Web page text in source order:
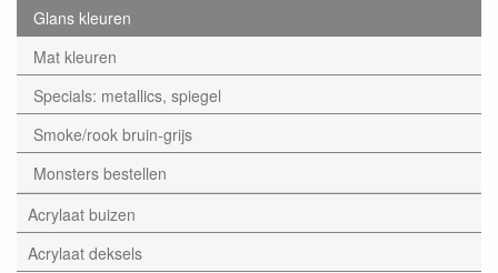
Glans kleuren
Mat kleuren
Specials: metallics, spiegel
Smoke/rook bruin-grijs
Monsters bestellen
Acrylaat buizen
Acrylaat deksels